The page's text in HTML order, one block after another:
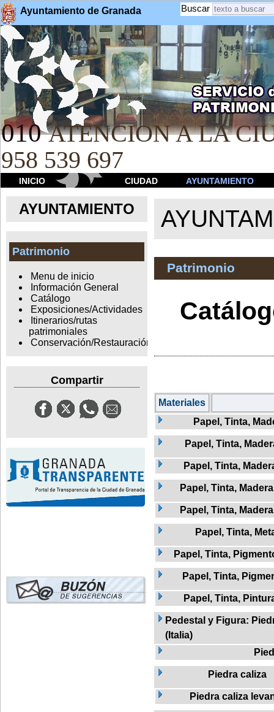
Ayuntamiento de Granada Buscar
010 ATENCION A LA
958 539 697
INICIO CIUDAD AYUNTAMIENTO
AYUNTAMIENTO
Patrimonio
Menu de inicio
Información General
Catálogo
Exposiciones/Actividades
Itinerarios/rutas
patrimoniales
Conservación/Restauración
Compartir
Patrimonio
Materiales
Papel, Tinta,
Papel, Tinta,
Papel, Tinta,
Papel, Tinta,
Papel, Tinta,
Papel, Tinta,
Papel, Tinta,
Papel, Tinta,
Papel, Tinta,
Pedestal y Figura:
(Italia)
Piedra caliza
Piedra caliza